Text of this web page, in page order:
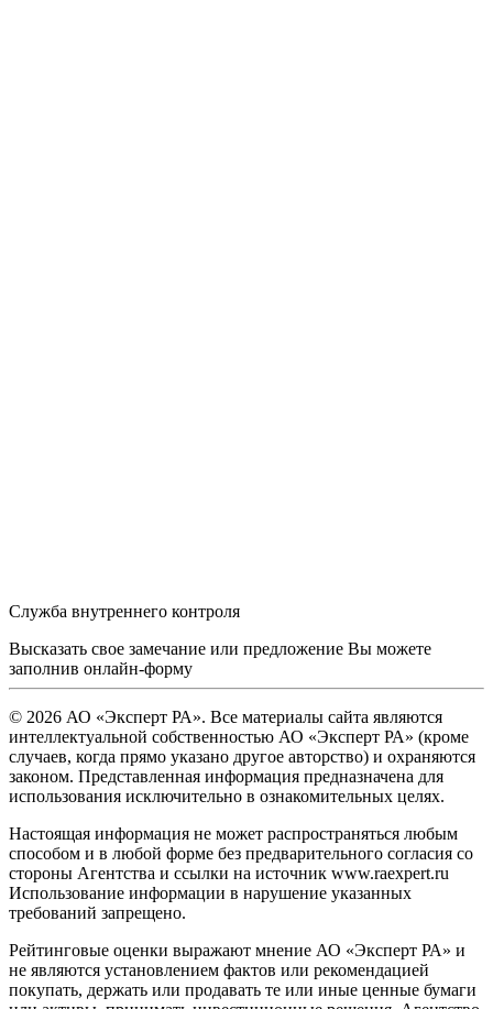
Служба внутреннего контроля
Высказать свое замечание или предложение Вы можете
заполнив онлайн-форму
© 2026 АО «Эксперт РА». Все материалы сайта являются
интеллектуальной собственностью АО «Эксперт РА» (кроме
случаев, когда прямо указано другое авторство) и охраняются
законом. Представленная информация предназначена для
использования исключительно в ознакомительных целях.
Настоящая информация не может распространяться любым
способом и в любой форме без предварительного согласия со
стороны Агентства и ссылки на источник www.raexpert.ru
Использование информации в нарушение указанных
требований запрещено.
Рейтинговые оценки выражают мнение АО «Эксперт РА» и
не являются установлением фактов или рекомендацией
покупать, держать или продавать те или иные ценные бумаги